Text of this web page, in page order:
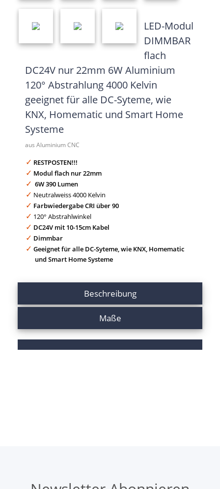
LED-Modul
DIMMBAR
flach
DC24V nur 22mm 6W Aluminium
120° Abstrahlung 4000 Kelvin
geeignet für alle DC-Syteme, wie
KNX, Homematic und Smart Home
Systeme
aus Aluminium CNC
RESTPOSTEN!!!
Modul flach nur 22mm
6W 390 Lumen
Neutralweiss 4000 Kelvin
Farbwiedergabe CRI über 90
120° Abstrahlwinkel
DC24V mit 10-15cm Kabel
Dimmbar
Geeignet für alle DC-Syteme, wie KNX, Homematic
und Smart Home Systeme
Beschreibung
Maße